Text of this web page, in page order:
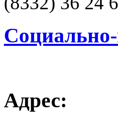
Адрес: